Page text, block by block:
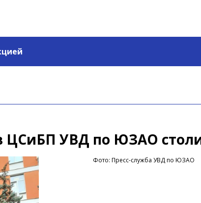
ЦСиБП УВД по ЮЗАО
Фото: Пресс-служба УВД по ЮЗАО